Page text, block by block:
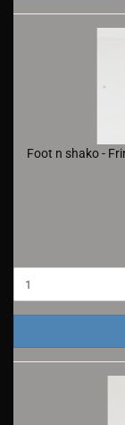
Foot n shako -